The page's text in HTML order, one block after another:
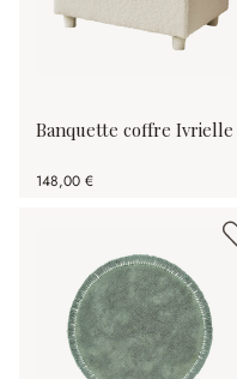
Banquette coffre Ivrielle
148,00 €